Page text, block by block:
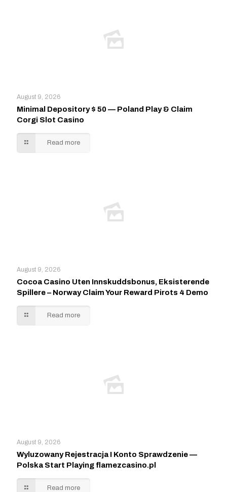
August 9, 2026
Minimal Depository $ 50 — Poland Play & Claim
Corgi Slot Casino
Read more
August 9, 2026
Cocoa Casino Uten Innskuddsbonus, Eksisterende
Spillere – Norway Claim Your Reward Pirots 4 Demo
Read more
August 9, 2026
Wyluzowany Rejestracja I Konto Sprawdzenie —
Polska Start Playing flamezcasino.pl
Read more